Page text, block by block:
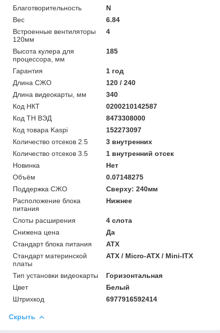
Благотворительность
N
Вес
6.84
Встроенные вентиляторы
120мм
4
Высота кулера для
процессора, мм
185
Гарантия
1 год
Длина СЖО
120 / 240
Длина видеокарты, мм
340
Код НКТ
0200210142587
Код ТН ВЭД
8473308000
Код товара Kaspi
152273097
Количество отсеков 2.5
3 внутренних
Количество отсеков 3.5
1 внутренний отсек
Новинка
Нет
Объём
0.07148275
Поддержка СЖО
Сверху: 240мм
Расположение блока
питания
Нижнее
Слоты расширения
4 слота
Снижена цена
Да
Стандарт блока питания
ATX
Стандарт материнской
платы
ATX / Micro-ATX / Mini-ITX
Тип установки видеокарты
Горизонтальная
Цвет
Белый
Штрихкод
6977916592414
Скрыть